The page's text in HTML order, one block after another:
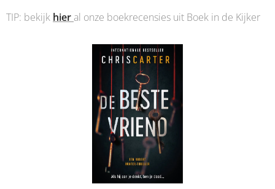
TIP: bekijk hieral onze boekrecensies uit Boek in de Kijker